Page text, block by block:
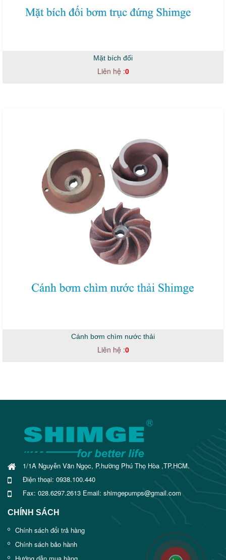
Mặt bích đối
Liên hệ :0
Cánh bơm chìm nước thải
Liên hệ :0
1/1A Nguyễn Văn Ngọc, P.hường Phú Thọ Hòa ,TP.HCM.
Điện thoại: 0938.100.440
Fax: 028.6297.2613 Email: shimgepumps@gmail.com
CHÍNH SÁCH
Chính sách đổi trả hàng
Chính sách bảo hành